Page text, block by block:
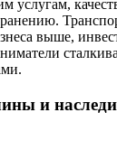
услугам,
выше,
и